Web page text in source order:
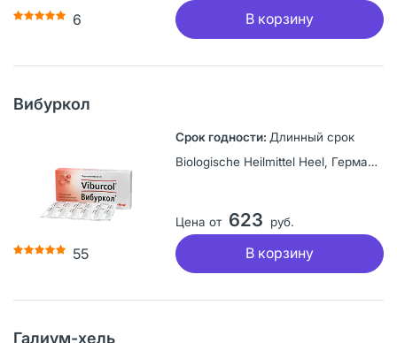
6 В корзину
Вибуркол
55
Длинный срок
Biologische Heilmittel Heel, Германия
Цена от 623 руб.
В корзину
Галиум-хель